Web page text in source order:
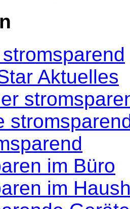
Aktuelles
im Büro
im